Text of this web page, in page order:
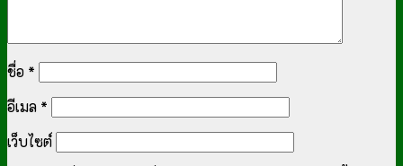
ชื่อ *
อีเมล *
เว็บไซต์